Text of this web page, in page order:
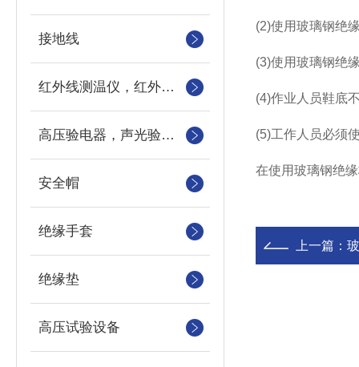
接地线
红外线测温仪，红外测温仪，测温枪，测温计
高压验电器，声光验电器，语言验电器，直流验电器，高压验电笔
安全帽
绝缘手套
绝缘垫
高压试验设备
(2)使用玻璃钢绝
(3)使用玻璃钢绝
(4)作业人员鞋底
(5)工作人员必须
在使用玻璃钢绝
上一篇：